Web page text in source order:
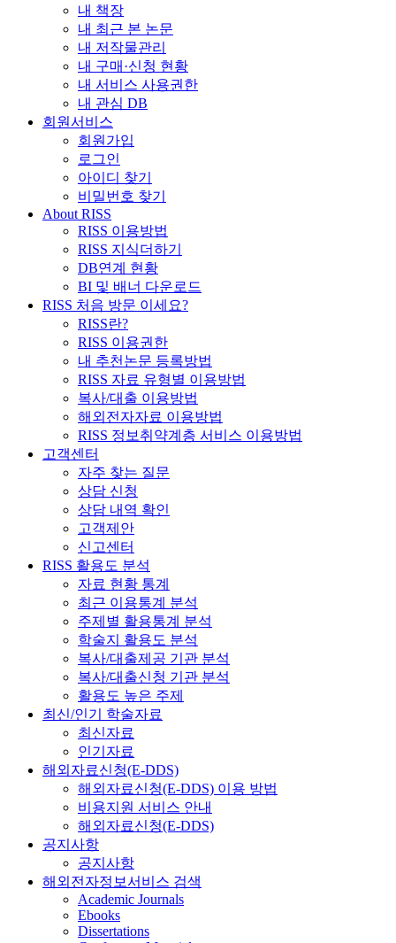
내 책장
내 최근 본 논문
내 저작물관리
내 구매·신청 현황
내 서비스 사용권한
내 관심 DB
회원서비스
회원가입
로그인
아이디 찾기
비밀번호 찾기
About RISS
RISS 이용방법
RISS 지식더하기
DB연계 현황
BI 및 배너 다운로드
RISS 처음 방문 이세요?
RISS란?
RISS 이용권한
내 추천논문 등록방법
RISS 자료 유형별 이용방법
복사/대출 이용방법
해외전자자료 이용방법
RISS 정보취약계층 서비스 이용방법
고객센터
자주 찾는 질문
상담 신청
상담 내역 확인
고객제안
신고센터
RISS 활용도 분석
자료 현황 통계
최근 이용통계 분석
주제별 활용통계 분석
학술지 활용도 분석
복사/대출제공 기관 분석
복사/대출신청 기관 분석
활용도 높은 주제
최신/인기 학술자료
최신자료
인기자료
해외자료신청(E-DDS)
해외자료신청(E-DDS) 이용 방법
비용지원 서비스 안내
해외자료신청(E-DDS)
공지사항
공지사항
해외전자정보서비스 검색
Academic Journals
Ebooks
Dissertations